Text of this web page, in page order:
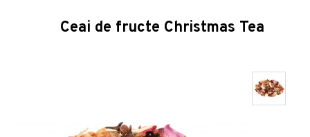
Ceai de fructe Christmas Tea